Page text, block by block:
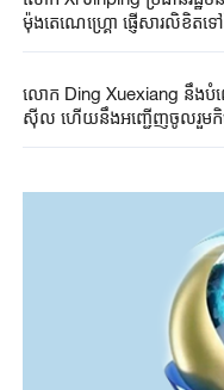
ម៉ុងតេណេហ្គ្រោ ផ្ញើសារលិខិត
លោក Ding Xuexiang នឹងបំ
ស៊ីល ហើយនឹងអញ្ជើញចូលរួមកិច្